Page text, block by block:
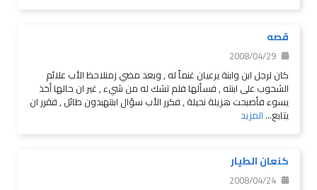
قصه
2008/04/29
كان لرجل ابن وابنة يرعيان غنماً له , وبعد مضي زمنلاحظ الأب علائم
الشحوب على ابنته , فسألها فلم تشك له من شيء , غير ان حالها أخذ
يسوء فأصبحت هزيلة نحيلة , فكرر الأب سؤال ابنتهبدون طائل , فقرر ان
يتابع...المزيد
كنعان الطيار
2008/04/24